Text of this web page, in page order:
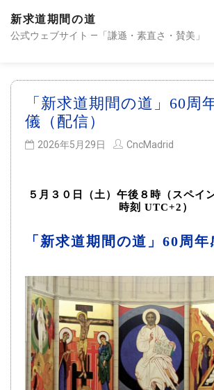
新求道期間の道
公式ウェブサイト —「謙遜・素直さ・賛美」
「新求道期間の道」60周
儀（配信）
2026年5月29日 CncMadrid
５月３０日（土）午後８時（スペイ
時刻 UTC+2）
「新求道期間の道」60周